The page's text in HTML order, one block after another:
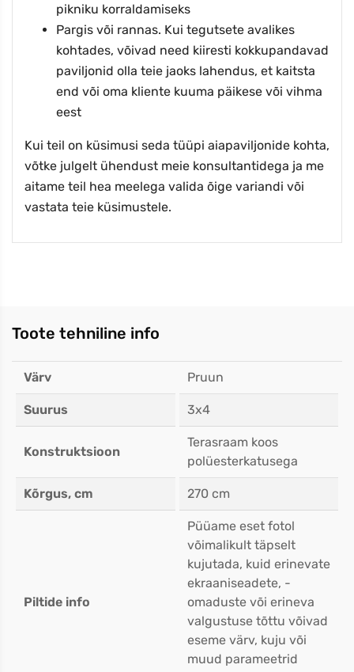
pikniku korraldamiseks
Pargis või rannas. Kui tegutsete avalikes
kohtades, võivad need kiiresti kokkupandavad
paviljonid olla teie jaoks lahendus, et kaitsta
end või oma kliente kuuma päikese või vihma
eest
Kui teil on küsimusi seda tüüpi aiapaviljonide kohta,
võtke julgelt ühendust meie konsultantidega ja me
aitame teil hea meelega valida õige variandi või
vastata teie küsimustele.
Toote tehniline info
Värv Pruun
Suurus 3x4
Konstruktsioon
Terasraam koos
polüesterkatusega
Kõrgus, cm 270 cm
Piltide info
Püüame eset fotol
võimalikult täpselt
kujutada, kuid erinevate
ekraaniseadete, -
omaduste või erineva
valgustuse tõttu võivad
eseme värv, kuju või
muud parameetrid